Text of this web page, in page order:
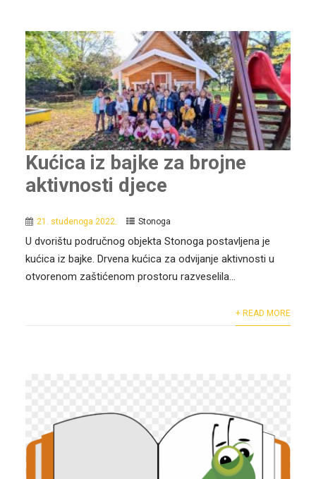
Kućica iz bajke za brojne
aktivnosti djece
21. studenoga 2022. Stonoga
U dvorištu područnog objekta Stonoga postavljena je
kućica iz bajke. Drvena kućica za odvijanje aktivnosti u
otvorenom zaštićenom prostoru razveselila...
+ READ MORE